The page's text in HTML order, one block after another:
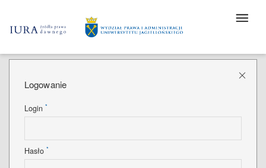
Logowanie
Login *
Hasło *